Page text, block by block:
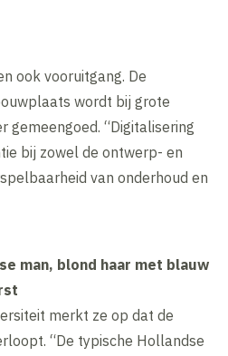
ook vooruitgang. De
wordt bij grote
gemeengoed. “Digitalisering
bij zowel de ontwerp- en
van onderhoud en
man, blond haar met blauw
merkt ze op dat de
“De typische Hollandse